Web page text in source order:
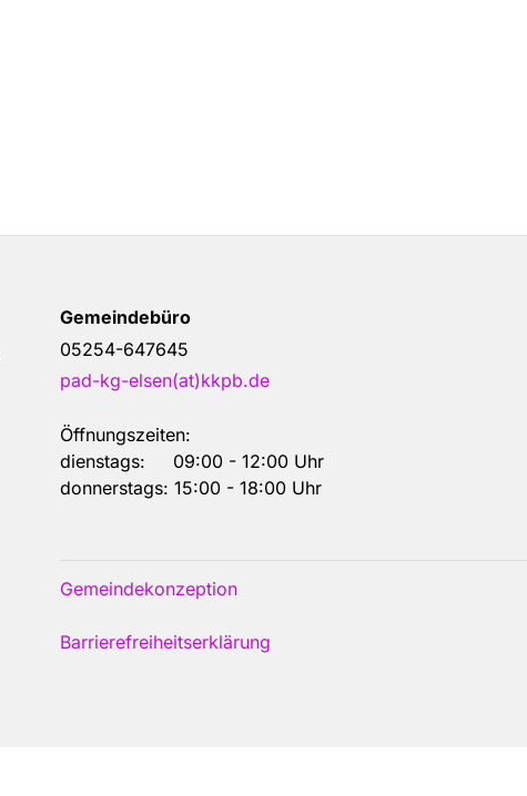
Gemeindebüro
05254-647645
pad-kg-elsen(at)kkpb.de
Öffnungszeiten:
dienstags: 09:00 - 12:00 Uhr
donnerstags: 15:00 - 18:00 Uhr
Gemeindekonzeption
Barrierefreiheitserklärung